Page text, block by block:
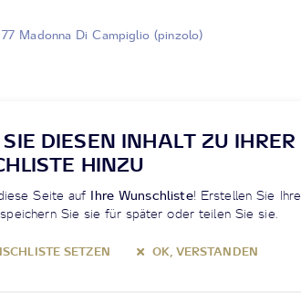
Madonna Di Campiglio (pinzolo)
DIESEN INHALT ZU IHRER
HINZU
Seite auf Ihre Wunschliste! Erstellen Sie Ihre
Sie sie für später oder teilen Sie sie.
SETZEN OK, VERSTANDEN